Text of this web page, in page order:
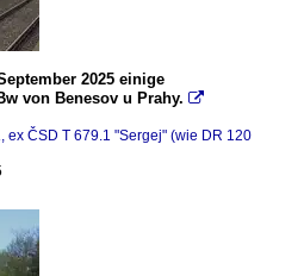
2025 einige
von Benesov u Prahy. 
ex ČSD T 679.1 "Sergej" (wie DR 120